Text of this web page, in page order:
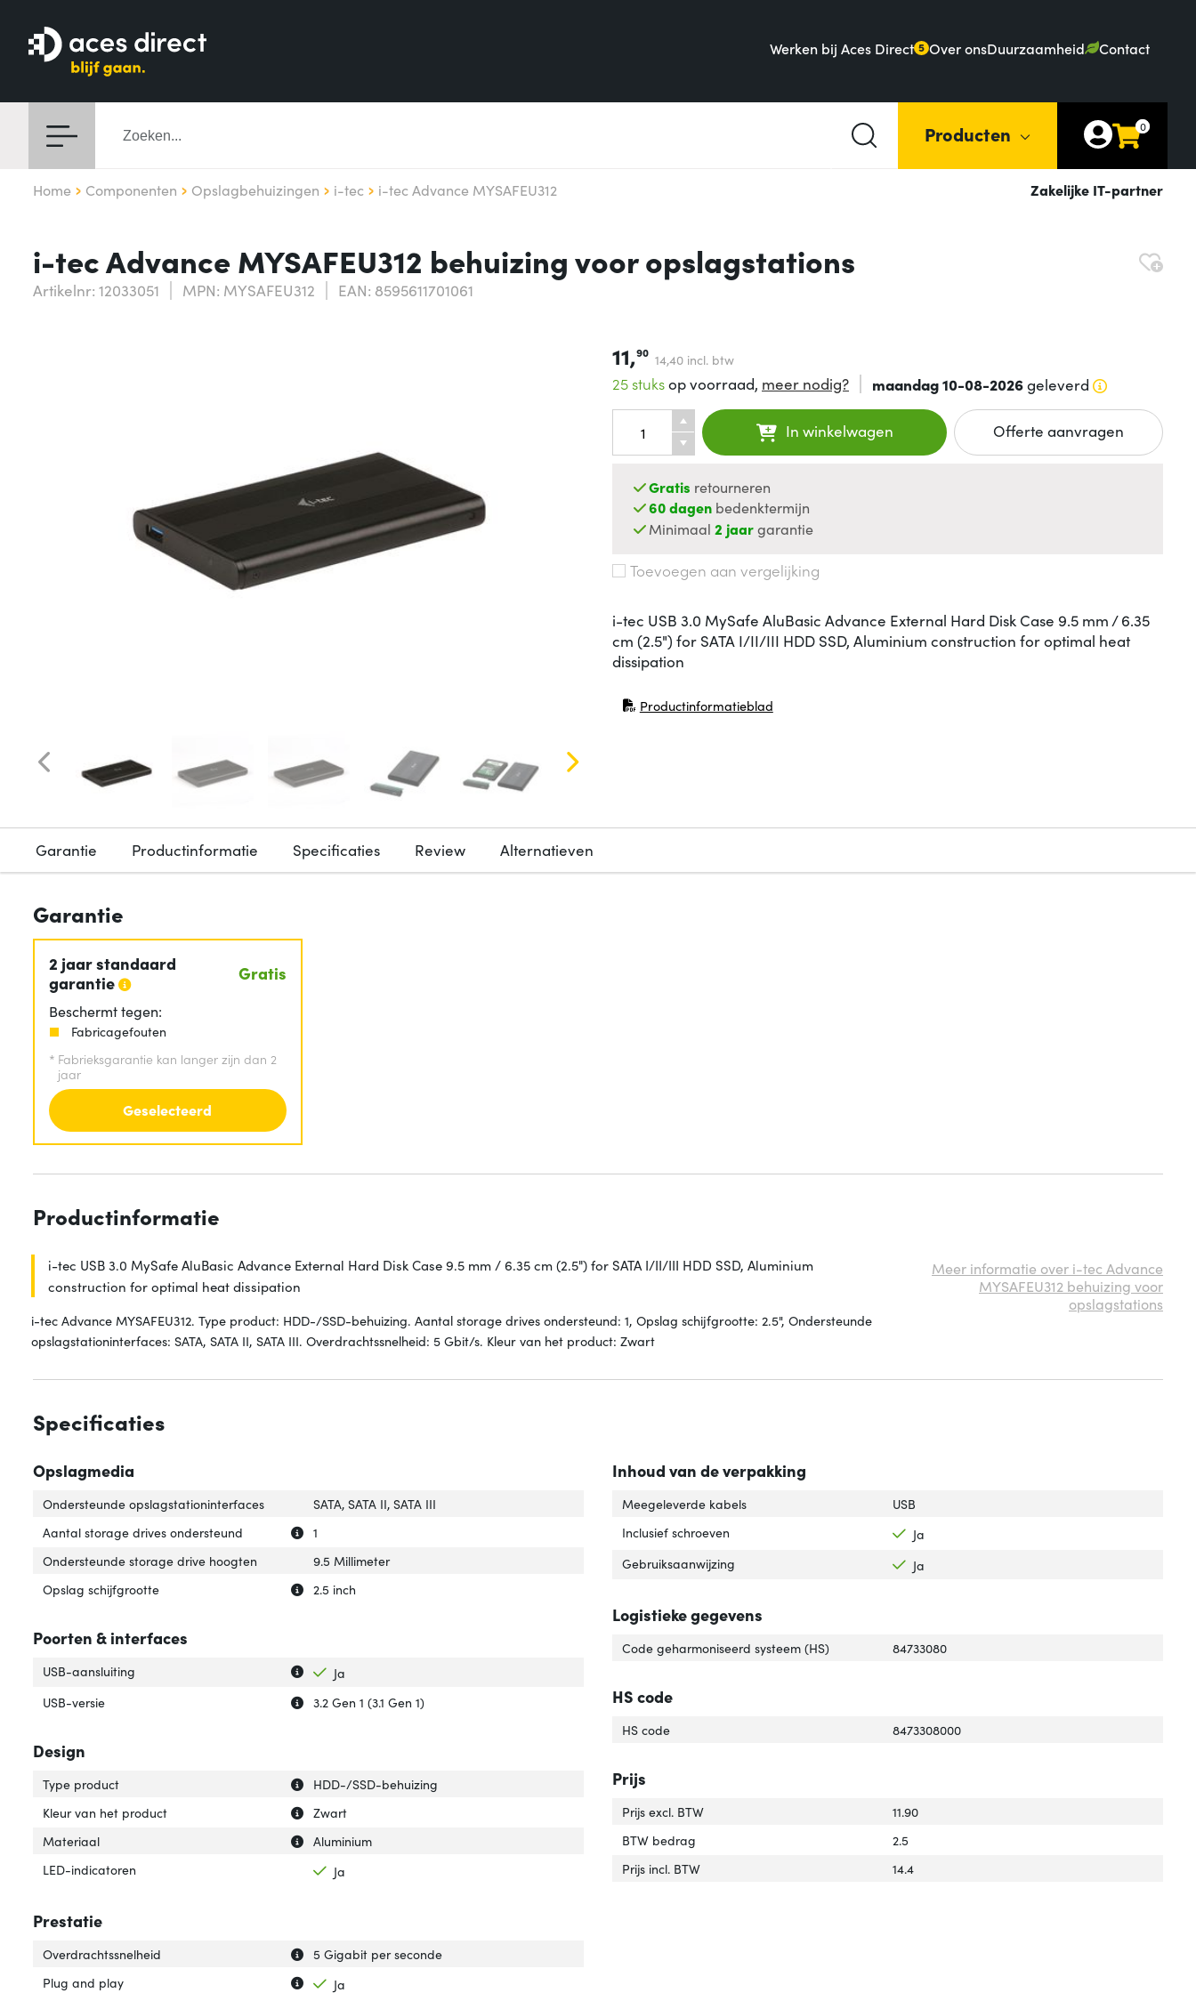
Werken bij Aces Direct 5 Over onsDuurzaamheid Contact
Producten 0
Home Componenten Opslagbehuizingen i-tec i-tec Advance MYSAFEU312 Zakelijke IT-partner
i-tec Advance MYSAFEU312 behuizing voor opslagstations
Artikelnr: 12033051 MPN: MYSAFEU312 EAN: 8595611701061
11,90 14,40 incl. btw
25 stuksop voorraad, meer nodig? maandag 10-08-2026geleverd
In winkelwagen Offerte aanvragen
Gratis retourneren
60 dagen bedenktermijn
Minimaal2 jaargarantie
Toevoegen aan vergelijking
i-tec USB 3.0 MySafe AluBasic Advance External Hard Disk Case 9.5 mm / 6.35
cm (2.5") for SATA I/II/III HDD SSD, Aluminium construction for optimal heat
dissipation
Productinformatieblad
(opent in nieuw venster)
Garantie Productinformatie Specificaties Review Alternatieven
Garantie
2 jaar standaard
garantie
Gratis
Beschermt tegen:
Fabricagefouten
* Fabrieksgarantie kan langer zijn dan 2
jaar
Geselecteerd
Productinformatie
i-tec USB 3.0 MySafe AluBasic Advance External Hard Disk Case 9.5 mm / 6.35 cm (2.5") for SATA I/II/III HDD SSD, Aluminium
construction for optimal heat dissipation
i-tec Advance MYSAFEU312. Type product: HDD-/SSD-behuizing. Aantal storage drives ondersteund: 1, Opslag schijfgrootte: 2.5", Ondersteunde
opslagstationinterfaces: SATA, SATA II, SATA III. Overdrachtssnelheid: 5 Gbit/s. Kleur van het product: Zwart
Meer informatie over i-tec Advance
MYSAFEU312 behuizing voor
opslagstations
Specificaties
Opslagmedia
Ondersteunde opslagstationinterfaces
SATA, SATA II, SATA III
Uitleg over 'Aantal storage drives ondersteund'
Verberg uitleg over 'Aantal storage drives ondersteund'
Aantal storage drives ondersteund
1
Ondersteunde storage drive hoogten
9.5 Millimeter
Uitleg over 'Opslag schijfgrootte'
Verberg uitleg over 'Opslag schijfgrootte'
Opslag schijfgrootte 2.5 inch
Poorten & interfaces
Uitleg over 'USB-aansluiting'
Verberg uitleg over 'USB-aansluiting'
USB-aansluiting
Ja
Uitleg over 'USB-versie'
Verberg uitleg over 'USB-versie'
USB-versie 3.2 Gen 1 (3.1 Gen 1)
Design
Uitleg over 'Type product'
Verberg uitleg over 'Type product'
Type product
HDD-/SSD-behuizing
Uitleg over 'Kleur van het product'
Verberg uitleg over 'Kleur van het product'
Kleur van het product
Zwart
Uitleg over 'Materiaal'
Verberg uitleg over 'Materiaal'
Materiaal
Aluminium
LED-indicatoren
Ja
Prestatie
Uitleg over 'Overdrachtssnelheid'
Verberg uitleg over 'Overdrachtssnelheid'
Overdrachtssnelheid
5 Gigabit per seconde
Uitleg over 'Plug and play'
Verberg uitleg over 'Plug and play'
Plug and play Ja
Inhoud van de verpakking
Meegeleverde kabels
USB
Inclusief schroeven
Ja
Gebruiksaanwijzing
Ja
Logistieke gegevens
Code geharmoniseerd systeem (HS) 84733080
HS code
HS code 8473308000
Prijs
Prijs excl. BTW
11.90
BTW bedrag
2.5
Prijs incl. BTW
14.4